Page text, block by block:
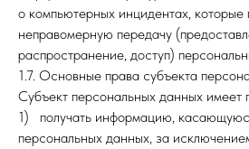
о компьютерных инцидентах, которые
неправомерную передачу
распространение, доступ)
1.7. Основные права субъекта
Субъект персональных данных имеет
1) получать информацию,
персональных данных, за